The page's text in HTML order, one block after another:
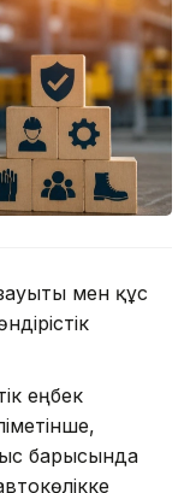
мен құс
еңбек
барысында